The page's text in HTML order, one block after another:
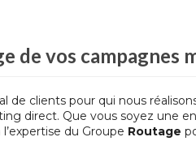
de vos campagnes
de clients pour qui nous
direct. Que vous soyez une
du Groupe Routage